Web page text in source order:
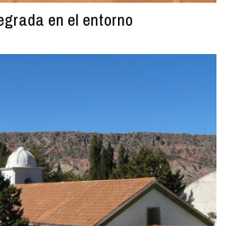
en el entorno